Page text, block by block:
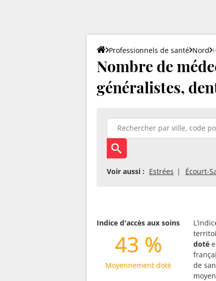
Professionnels de santé Nord
Nombre de
généralistes,
Voir aussi : Estrées Écourt-
Indice d'accès aux soins
43 %
Moyennement doté
doté
de